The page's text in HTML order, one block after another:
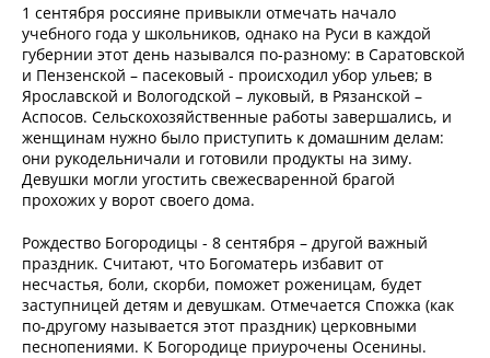
1 сентября россияне привыкли отмечать начало
учебного года у школьников, однако на Руси в каждой
губернии этот день назывался по-разному: в Саратовской
и Пензенской – пасековый - происходил убор ульев; в
Ярославской и Вологодской – луковый, в Рязанской –
Аспосов. Сельскохозяйственные работы завершались, и
женщинам нужно было приступить к домашним делам:
они рукодельничали и готовили продукты на зиму.
Девушки могли угостить свежесваренной брагой
прохожих у ворот своего дома.
Рождество Богородицы - 8 сентября – другой важный
праздник. Считают, что Богоматерь избавит от
несчастья, боли, скорби, поможет роженицам, будет
заступницей детям и девушкам. Отмечается Спожка (как
по-другому называется этот праздник) церковными
песнопениями. К Богородице приурочены Осенины.